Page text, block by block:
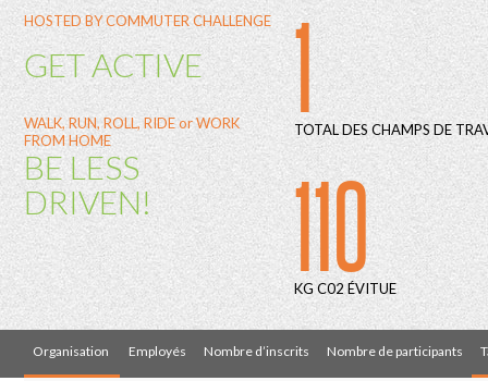
HOSTED BY COMMUTER CHALLENGE
GET ACTIVE
WALK, RUN, ROLL, RIDE or WORK
FROM HOME
BE LESS
DRIVEN!
1
TOTAL DES CHAMPS DE
110
KG C02 ÉVITUE
Organisation Employés Nombre d’inscrits Nombre de participants